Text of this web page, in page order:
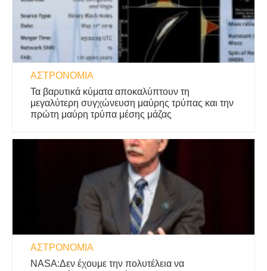
ΑΣΤΡΟΝΟΜΊΑ
Τα βαρυτικά κύματα αποκαλύπτουν τη
μεγαλύτερη συγχώνευση μαύρης τρύπας και την
πρώτη μαύρη τρύπα μέσης μάζας
ΑΣΤΡΟΝΟΜΊΑ
NASA:Δεν έχουμε την πολυτέλεια να